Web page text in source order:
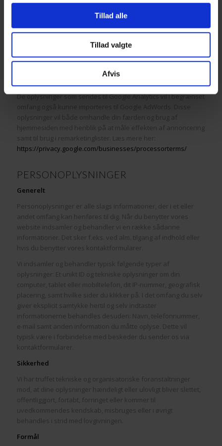
Tillad alle
Tillad valgte
Afvis
Læs mere om hvilken type data Google Analytics opsamler,
samt hvad de pågældende data bruges til i afsnittet
“Personoplysninger”. Data opbevares maksimalt i 26
måneder.
Google Ad Services (Google AdWords m.fl.)
De oplysninger som sendes til Google Analytics vil i begrænset
oplysninger vil både omhandle din færden og brug af
hjemmesiden med henblik på at måle effekten af annoncering
samt til brug i remarketinglister. Læs mere her:
https://privacy.google.com/businesses/processorterms/
PERSONOPLYSNINGER
Generelt
Personoplysninger er alle slags informationer, der i et eller
andet omfang kan henføres til dig. Når du benytter vores
website indsamler og behandler vi en række sådanne
informationer. Det sker f.eks. ved alm. tilgang af indhold eller
hvis du benytter vores kontaktformularer.
Vi indsamler og behandler typisk følgende typer af
oplysninger: Et unikt ID og tekniske oplysninger om din
computer, tablet eller mobiltelefon, dit IP-nummer, geografisk
placering, samt hvilke sider du klikker på. I det omfang du selv
giver eksplicit samtykke hertil og selv indtaster
informationerne behandles desuden: Navn, telefonnummer,
e-mail samt anden information du måtte oplyse. Dette vil
typisk være i forbindelse med beskeder du sender os via
kontaktformularer.
Sikkerhed
Vi har truffet tekniske og organisatoriske foranstaltninger
mod, at dine oplysninger hændeligt eller ulovligt bliver slettet,
offentliggjort, fortabt, forringet eller kommer til
uvedkommendes kendskab, misbruges eller i øvrigt
behandles i strid med lovgivningen.
Formål